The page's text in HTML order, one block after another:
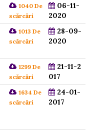
1040 De
scărcări
06-11-
2020
1013 De
scărcări
28-09-
2020
1299 De
scărcări
21-11-2
017
1634 De
scărcări
24-01-
2017